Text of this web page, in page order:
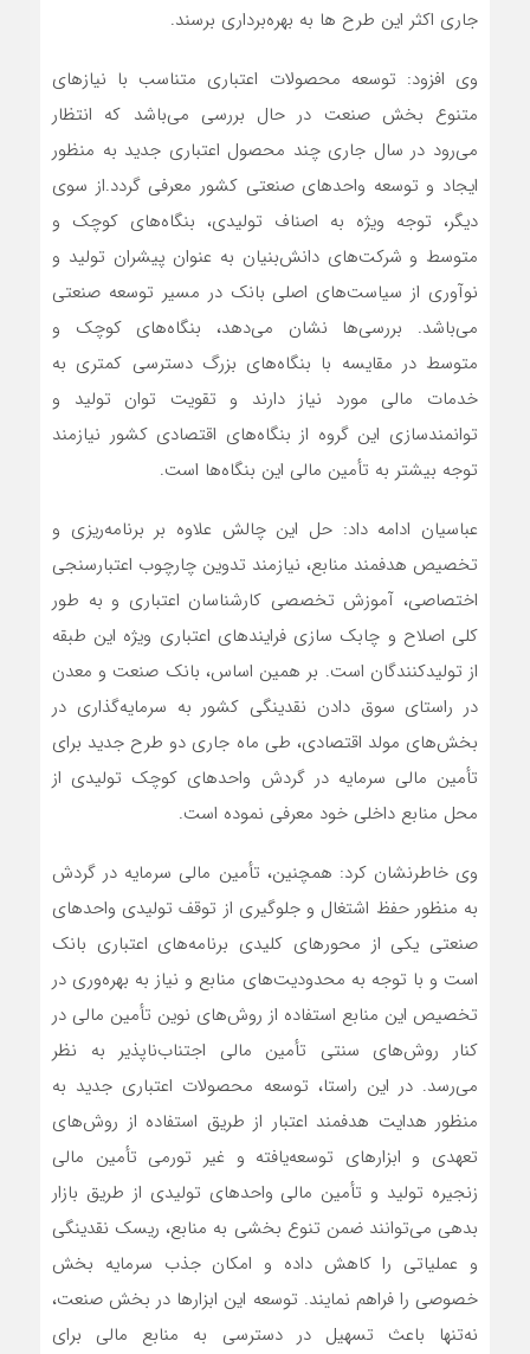
جاری اکثر این طرح ها به بهره‌برداری برسند.
وی افزود: توسعه محصولات اعتباری متناسب با نیاز‌های
متنوع بخش صنعت در حال بررسی می‌باشد که انتظار
می‌رود در سال جاری چند محصول اعتباری جدید به منظور
ایجاد و توسعه واحد‌های صنعتی کشور معرفی گردد.از سوی
دیگر، توجه ویژه به اصناف تولیدی، بنگاه‌های کوچک و
متوسط و شرکت‌های دانش‌بنیان به عنوان پیشران تولید و
نوآوری از سیاست‌های اصلی بانک در مسیر توسعه صنعتی
می‌باشد. بررسی‌ها نشان می‌دهد، بنگاه‌های کوچک و
متوسط در مقایسه با بنگاه‌های بزرگ دسترسی کمتری به
خدمات مالی مورد نیاز دارند و تقویت توان تولید و
توانمندسازی این گروه از بنگاه‌های اقتصادی کشور نیازمند
توجه بیشتر به تأمین مالی این بنگاه‌ها است.
عباسیان ادامه داد: حل این چالش علاوه بر برنامه‌ریزی و
تخصیص هدفمند منابع، نیازمند تدوین چارچوب اعتبارسنجی
اختصاصی، آموزش تخصصی کارشناسان اعتباری و به طور
کلی اصلاح و چابک سازی فرایند‌های اعتباری ویژه این طبقه
از تولیدکنندگان است. بر همین اساس، بانک صنعت و معدن
در راستای سوق دادن نقدینگی‌ کشور به سرمایه‌گذاری در
بخش‌های مولد اقتصادی، طی ماه جاری دو طرح جدید برای
تأمین مالی سرمایه در گردش واحدهای کوچک تولیدی از
محل منابع داخلی خود معرفی نموده است.
وی خاطرنشان کرد: همچنین، تأمین مالی سرمایه در گردش
به منظور حفظ اشتغال و جلوگیری از توقف تولیدی واحدهای
صنعتی یکی از محورهای کلیدی برنامه‌های اعتباری بانک
است و با توجه به محدودیت‌های منابع و نیاز به بهره‌وری در
تخصیص این منابع استفاده از روش‌های نوین تأمین مالی در
کنار روش‌های سنتی تأمین مالی اجتناب‌ناپذیر به نظر
می‌رسد. در این راستا، توسعه محصولات اعتباری جدید به
منظور هدایت هدفمند اعتبار از طریق استفاده از روش‌های
تعهدی و ابزارهای توسعه‌یافته و غیر تورمی تأمین مالی
زنجیره تولید و تأمین مالی واحدهای تولیدی از طریق بازار
بدهی می‌توانند ضمن تنوع بخشی به منابع، ریسک نقدینگی
و عملیاتی را کاهش داده و امکان جذب سرمایه بخش
خصوصی را فراهم نمایند. توسعه این ابزارها در بخش صنعت،
نه‌تنها باعث تسهیل در دسترسی به منابع مالی برای